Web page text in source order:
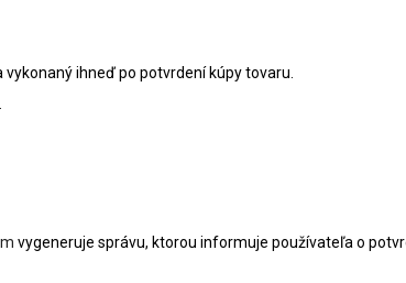
ihneď po potvrdení kúpy tovaru.
vygeneruje správu, ktorou informuje používateľa o